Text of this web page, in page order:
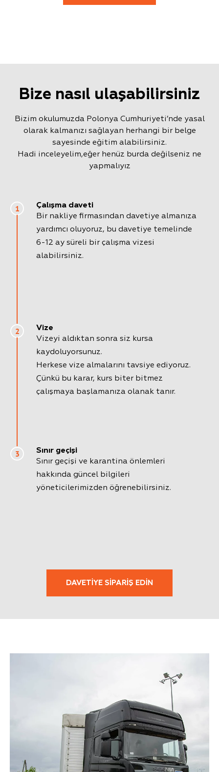
Bize nasıl ulaşabilirsiniz
Bizim okulumuzda Polonya Cumhuriyeti’nde yasal
olarak kalmanızı sağlayan herhangi bir belge
sayesinde eğitim alabilirsiniz.
Hadi inceleyelim,eğer henüz burda değilseniz ne
yapmalıyız
1
Çalışma daveti
Bir nakliye firmasından davetiye almanıza
yardımcı oluyoruz, bu davetiye temelinde
6-12 ay süreli bir çalışma vizesi
alabilirsiniz.
2
Vize
Vizeyi aldıktan sonra siz kursa
kaydoluyorsunuz.
Herkese vize almalarını tavsiye ediyoruz.
Çünkü bu karar, kurs biter bitmez
çalışmaya başlamanıza olanak tanır.
3
Sınır geçişi
Sınır geçişi ve karantina önlemleri
hakkında güncel bilgileri
yöneticilerimizden öğrenebilirsiniz.
DAVETIYE SIPARIŞ EDIN